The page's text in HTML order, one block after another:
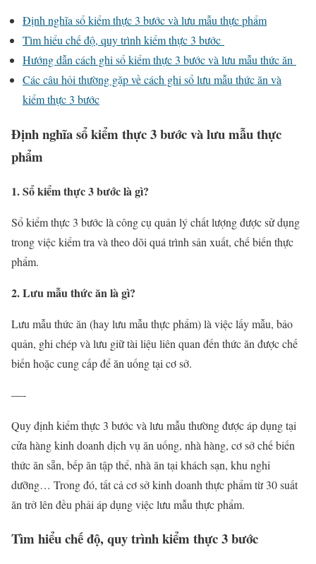
Định nghĩa sổ kiểm thực 3 bước và lưu mẫu thực phẩm
Tìm hiểu chế độ, quy trình kiểm thực 3 bước
Hướng dẫn cách ghi sổ kiểm thực 3 bước và lưu mẫu thức ăn
Các câu hỏi thường gặp về cách ghi sổ lưu mẫu thức ăn và
kiểm thực 3 bước
Định nghĩa sổ kiểm thực 3 bước và lưu mẫu thực
phẩm
1. Sổ kiểm thực 3 bước là gì?
Sổ kiểm thực 3 bước là công cụ quản lý chất lượng được sử dụng
trong việc kiểm tra và theo dõi quá trình sản xuất, chế biến thực
phẩm.
2. Lưu mẫu thức ăn là gì?
Lưu mẫu thức ăn (hay lưu mẫu thực phẩm) là việc lấy mẫu, bảo
quản, ghi chép và lưu giữ tài liệu liên quan đến thức ăn được chế
biến hoặc cung cấp để ăn uống tại cơ sở.
—-
Quy định kiểm thực 3 bước và lưu mẫu thường được áp dụng tại
cửa hàng kinh doanh dịch vụ ăn uống, nhà hàng, cơ sở chế biến
thức ăn sẵn, bếp ăn tập thể, nhà ăn tại khách sạn, khu nghỉ
dưỡng… Trong đó, tất cả cơ sở kinh doanh thực phẩm từ 30 suất
ăn trở lên đều phải áp dụng việc lưu mẫu thực phẩm.
Tìm hiểu chế độ, quy trình kiểm thực 3 bước